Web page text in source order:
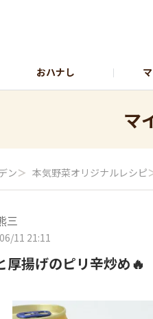
おハナし
マ
ン＞ 本気野菜オリジナルレシピ
三
11 21:11
厚揚げのピリ辛炒め